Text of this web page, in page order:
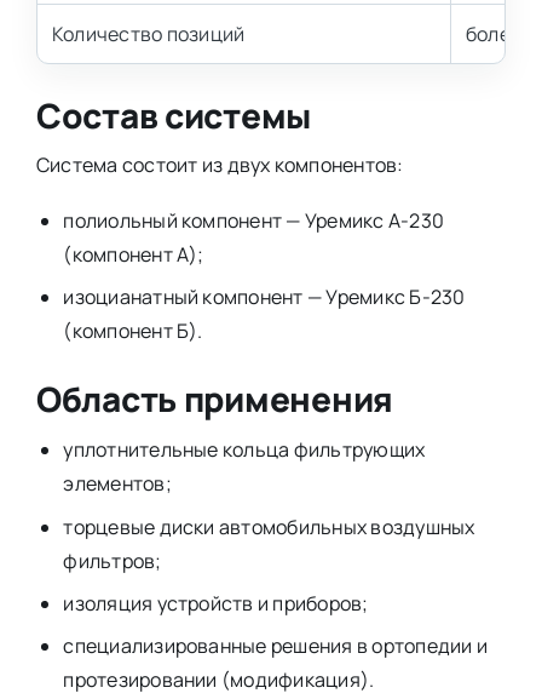
Количество позиций более
Состав системы
Система состоит из двух компонентов:
полиольный компонент — Уремикс А-230
(компонент А);
изоцианатный компонент — Уремикс Б-230
(компонент Б).
Область применения
уплотнительные кольца фильтрующих
элементов;
торцевые диски автомобильных воздушных
фильтров;
изоляция устройств и приборов;
специализированные решения в ортопедии и
протезировании (модификация).